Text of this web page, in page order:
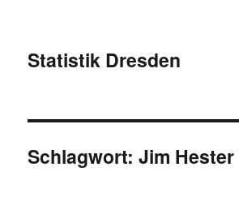
Statistik Dresden
Schlagwort:Jim Hester